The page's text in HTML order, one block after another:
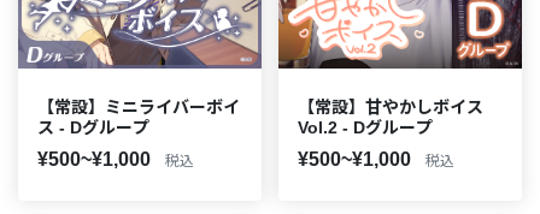
【常設】ミニライバーボイ
ス - Dグループ
¥500~¥1,000 税込
【常設】甘やかしボイス
Vol.2 - Dグループ
¥500~¥1,000 税込